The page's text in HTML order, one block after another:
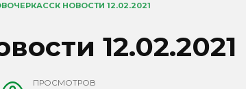
НОВОСТИ 12.02.2021
12.02.2021
ПРОСМОТРОВ